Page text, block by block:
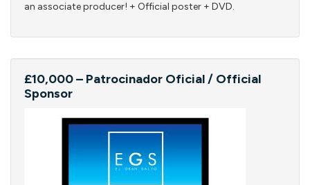
an associate producer! + Official poster + DVD.
£10,000 – Patrocinador Oficial / Official
Sponsor